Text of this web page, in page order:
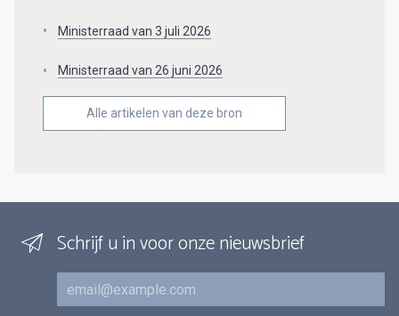
Ministerraad van 3 juli 2026
Ministerraad van 26 juni 2026
Alle artikelen van deze bron
Schrijf u in voor onze nieuwsbrief
E-mail